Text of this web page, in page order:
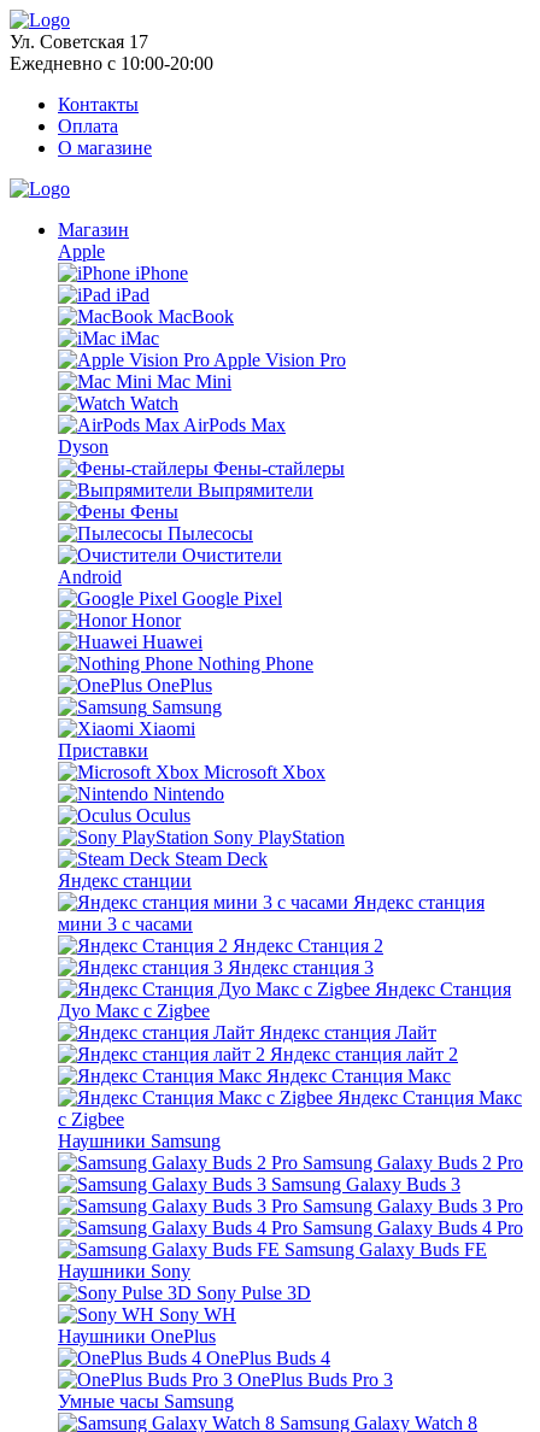
Ул. Советская 17
Ежедневно с 10:00-20:00
Контакты
Оплата
О магазине
Магазин
Apple
iPhone
iPad
MacBook
iMac
Apple Vision Pro
Mac Mini
Watch
AirPods Max
Dyson
Фены-стайлеры
Выпрямители
Фены
Пылесосы
Очистители
Android
Google Pixel
Honor
Huawei
Nothing Phone
OnePlus
Samsung
Xiaomi
Приставки
Microsoft Xbox
Nintendo
Oculus
Sony PlayStation
Steam Deck
Яндекс станции
Яндекс станция
мини 3 с часами
Яндекс Станция 2
Яндекс станция 3
Яндекс Станция
Дуо Макс с Zigbee
Яндекс станция Лайт
Яндекс станция лайт 2
Яндекс Станция Макс
Яндекс Станция Макс
с Zigbee
Наушники Samsung
Samsung Galaxy Buds 2 Pro
Samsung Galaxy Buds 3
Samsung Galaxy Buds 3 Pro
Samsung Galaxy Buds 4 Pro
Samsung Galaxy Buds FE
Наушники Sony
Sony Pulse 3D
Sony WH
Наушники OnePlus
OnePlus Buds 4
OnePlus Buds Pro 3
Умные часы Samsung
Samsung Galaxy Watch 8